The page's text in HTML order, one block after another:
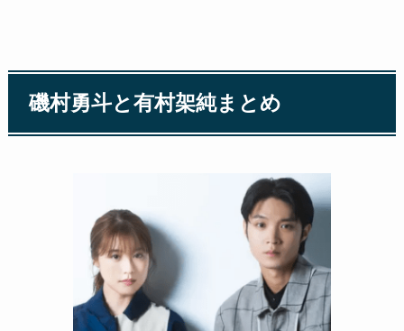
磯村勇斗と有村架純まとめ